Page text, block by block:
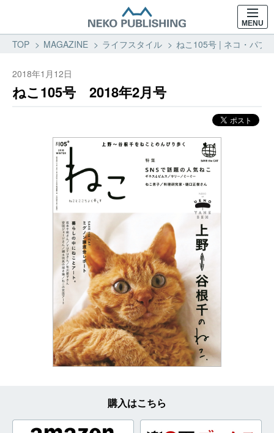
MENU
TOP MAGAZINE ライフスタイル ねこ105号 | ネコ・パブ
2018年1月12日
ねこ105号 2018年2月号
購入はこちら